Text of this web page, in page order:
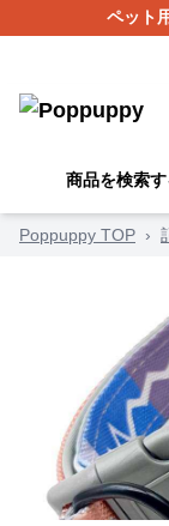
ペット
商品を検索す
Poppuppy TOP ›